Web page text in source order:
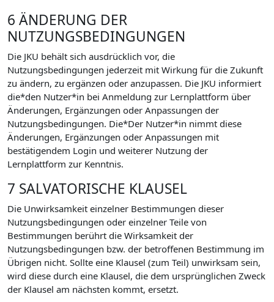
6 ÄNDERUNG DER
NUTZUNGSBEDINGUNGEN
Die JKU behält sich ausdrücklich vor, die
Nutzungsbedingungen jederzeit mit Wirkung für die Zukunft
zu ändern, zu ergänzen oder anzupassen. Die JKU informiert
die*den Nutzer*in bei Anmeldung zur Lernplattform über
Änderungen, Ergänzungen oder Anpassungen der
Nutzungsbedingungen. Die*Der Nutzer*in nimmt diese
Änderungen, Ergänzungen oder Anpassungen mit
bestätigendem Login und weiterer Nutzung der
Lernplattform zur Kenntnis.
7 SALVATORISCHE KLAUSEL
Die Unwirksamkeit einzelner Bestimmungen dieser
Nutzungsbedingungen oder einzelner Teile von
Bestimmungen berührt die Wirksamkeit der
Nutzungsbedingungen bzw. der betroffenen Bestimmung im
Übrigen nicht. Sollte eine Klausel (zum Teil) unwirksam sein,
wird diese durch eine Klausel, die dem ursprünglichen Zweck
der Klausel am nächsten kommt, ersetzt.